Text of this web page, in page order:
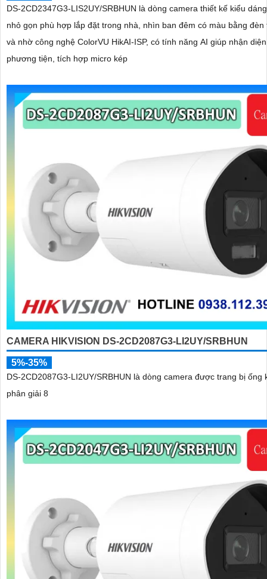
DS-2CD2347G3-LIS2UY/SRBHUN là dòng camera thiết kế kiểu
nhỏ gọn phù hợp lắp đặt trong nhà, nhìn ban đêm có màu bằng đèn
và nhờ công nghệ ColorVU HikAI-ISP, có tính năng AI giúp nhận
phương tiện, tích hợp micro kép
CAMERA HIKVISION DS-2CD2087G3-LI2UY/SRBHUN
5%-35%
DS-2CD2087G3-LI2UY/SRBHUN là dòng camera được trang bị ống
phân giải 8